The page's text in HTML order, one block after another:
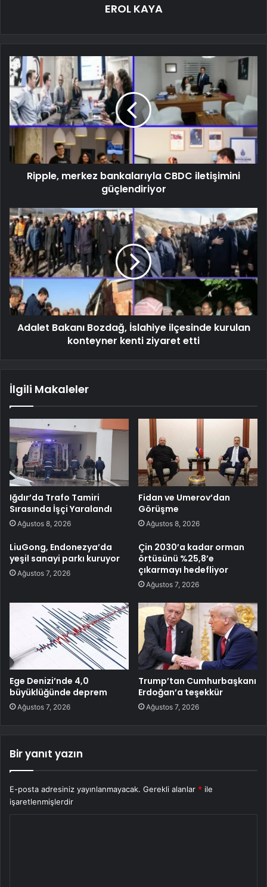
EROL KAYA
Ripple, merkez bankalarıyla CBDC iletişimini
güçlendiriyor
Adalet Bakanı Bozdağ, İslahiye ilçesinde kurulan
konteyner kenti ziyaret etti
İlgili Makaleler
Iğdır’da Trafo Tamiri
Sırasında İşçi Yaralandı
Ağustos 8, 2026
Fidan ve Umerov’dan
Görüşme
Ağustos 8, 2026
LiuGong, Endonezya’da
yeşil sanayi parkı kuruyor
Ağustos 7, 2026
Çin 2030’a kadar orman
örtüsünü %25,8’e
çıkarmayı hedefliyor
Ağustos 7, 2026
Ege Denizi’nde 4,0
büyüklüğünde deprem
Ağustos 7, 2026
Trump’tan Cumhurbaşkanı
Erdoğan’a teşekkür
Ağustos 7, 2026
Bir yanıt yazın
E-posta adresiniz yayınlanmayacak. Gerekli alanlar * ile
işaretlenmişlerdir